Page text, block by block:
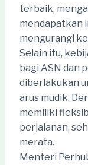
terbaik,
mendapatkan
mengurangi
Selain itu,
bagi ASN dan
diberlakukan
arus mudik.
memiliki
perjalanan,
merata.
Menteri